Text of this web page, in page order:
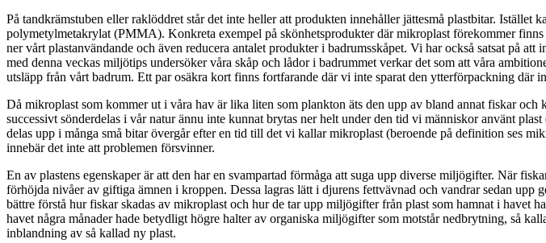
På tandkrämstuben eller raklöddret står det inte heller att produkten innehåller jättesmå plastbitar. Istället
polymetylmetakrylat (PMMA). Konkreta exempel på skönhetsprodukter där mikroplast förekommer finns
ner vårt plastanvändande och även reducera antalet produkter i badrumsskåpet. Vi har också satsat på att
med denna veckas miljötips undersöker våra skåp och lådor i badrummet verkar det som att våra
utsläpp från vårt badrum. Ett par osäkra kort finns fortfarande där vi inte sparat den ytterförpackning
Då mikroplast som kommer ut i våra hav är lika liten som plankton äts den upp av bland annat fiskar
successivt sönderdelas i vår natur ännu inte kunnat brytas ner helt under den tid vi människor använt
delas upp i många små bitar övergår efter en tid till det vi kallar mikroplast (beroende på definition ses
innebär det inte att problemen försvinner.
En av plastens egenskaper är att den har en svampartad förmåga att suga upp diverse miljögifter. När
förhöjda nivåer av giftiga ämnen i kroppen. Dessa lagras lätt i djurens fettvävnad och vandrar sedan
bättre förstå hur fiskar skadas av mikroplast och hur de tar upp miljögifter från plast som hamnat i havet
havet några månader hade betydligt högre halter av organiska miljögifter som motstår nedbrytning, så
inblandning av så kallad ny plast.